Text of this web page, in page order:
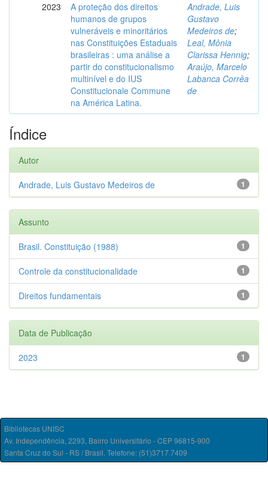
2023
A proteção dos direitos
humanos de grupos
vulneráveis e minoritários
nas Constituições Estaduais
brasileiras : uma análise a
partir do constitucionalismo
multinível e do IUS
Constitucionale Commune
na América Latina.
Andrade, Luis
Gustavo
Medeiros de;
Leal, Mônia
Clarissa Hennig;
Araújo, Marcelo
Labanca Corrêa
de
Índice
Autor
1
Andrade, Luis Gustavo Medeiros de
Assunto
1
Brasil. Constituição (1988)
1
Controle da constitucionalidade
1
Direitos fundamentais
Data de Publicação
1
2023
Bibliotecas UNISC
Av. Independência, 2293, Bairro Universitário - CEP 96815-900
Santa Cruz do Sul - RS / Brasil. Telefone: (51)3717.7409